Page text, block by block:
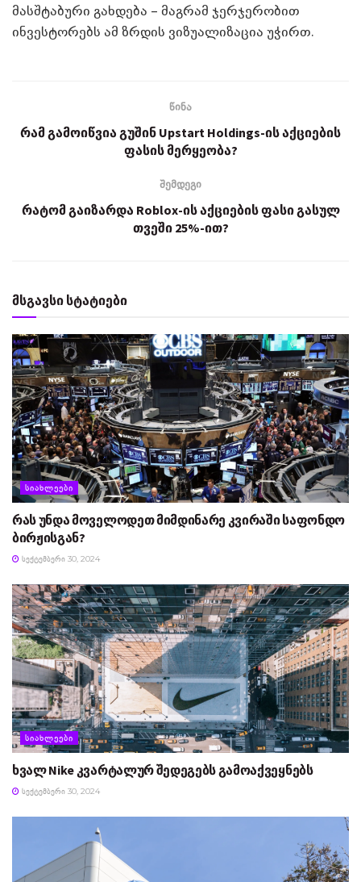
მასშტაბური გახდება – მაგრამ ჯერჯერობით
ინვესტორებს ამ ზრდის ვიზუალიზაცია უჭირთ.
წინა
რამ გამოიწვია გუშინ Upstart Holdings-ის აქციების
ფასის მერყეობა?
შემდეგი
რატომ გაიზარდა Roblox-ის აქციების ფასი გასულ
თვეში 25%-ით?
მსგავსი სტატიები
ᲡᲘᲐᲮᲚᲔᲔᲑᲘ
რას უნდა მოველოდეთ მიმდინარე კვირაში საფონდო
ბირჟისგან?
ᲡᲔᲥᲢᲔᲛᲑᲔᲠᲘ 30, 2024
ᲡᲘᲐᲮᲚᲔᲔᲑᲘ
ხვალ Nike კვარტალურ შედეგებს გამოაქვეყნებს
ᲡᲔᲥᲢᲔᲛᲑᲔᲠᲘ 30, 2024